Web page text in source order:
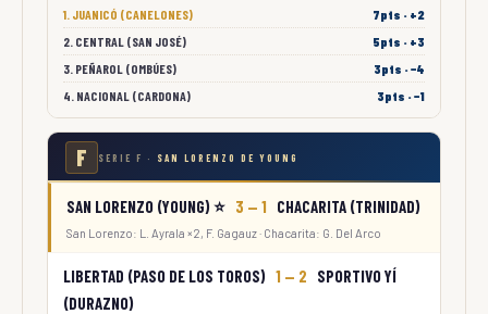
1. JUANICÓ (CANELONES)
7pts · +2
2. CENTRAL (SAN JOSÉ)
5pts · +3
3. PEÑAROL (OMBÚES)
3pts · −4
4. NACIONAL (CARDONA)
3pts · −1
F SERIE F · SAN LORENZO DE YOUNG
SAN LORENZO (YOUNG) ⭐ 3 — 1 CHACARITA (TRINIDAD)
San Lorenzo: L. Ayrala ×2, F. Gagauz · Chacarita: G. Del Arco
LIBERTAD (PASO DE LOS TOROS) 1 — 2
SPORTIVO YÍ
(DURAZNO)